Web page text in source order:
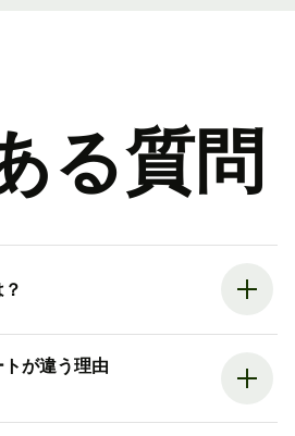
る質問
が違う理由